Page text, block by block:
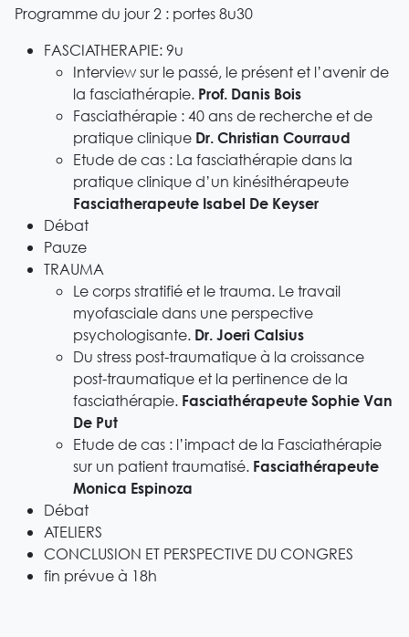
Programme du jour 2 : portes 8u30
FASCIATHERAPIE: 9u
Interview sur le passé, le présent et l’avenir de
la fasciathérapie. Prof. Danis Bois
Fasciathérapie : 40 ans de recherche et de
pratique clinique Dr. Christian Courraud
Etude de cas : La fasciathérapie dans la
pratique clinique d’un kinésithérapeute
Fasciatherapeute Isabel De Keyser
Débat
Pauze
TRAUMA
Le corps stratifié et le trauma. Le travail
myofasciale dans une perspective
psychologisante. Dr. Joeri Calsius
Du stress post-traumatique à la croissance
post-traumatique et la pertinence de la
fasciathérapie. Fasciathérapeute Sophie Van
De Put
Etude de cas : l’impact de la Fasciathérapie
sur un patient traumatisé. Fasciathérapeute
Monica Espinoza
Débat
ATELIERS
CONCLUSION ET PERSPECTIVE DU CONGRES
fin prévue à 18h